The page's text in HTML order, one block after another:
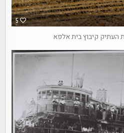
5
העתיק קיבוץ בית אלפא